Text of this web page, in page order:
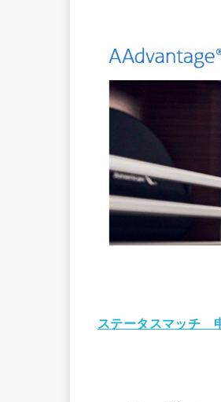
ステータスマッチ